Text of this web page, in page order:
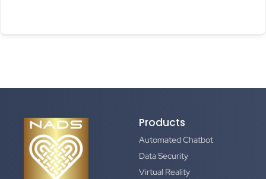
Products
Automated Chatbot
Data Security
Virtual Reality